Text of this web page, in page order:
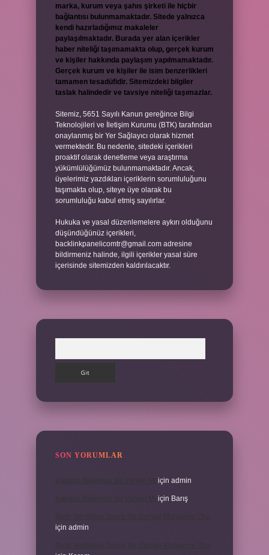
marka, kurum veya şahıs şirketi ile hiçbir
bağlantısı bulunmamaktadır. Sitede yalnızca
kendi hazırladığımız makaleler
paylaşılmaktadır. Burada yer alan içerikler
haber niteliği taşımamakta olup, gerçek kurum
ve kişiler hakkında paylaşım yapılmamaktadır.
Gerçek kurum ve kişiler ile isim benzerlikleri
tamamen tesadüfidir. Sitemizdeki bilgiler
taslak halindedir ve tavsiye niteliği taşımazlar.
Sitemiz, 5651 Sayılı Kanun gereğince Bilgi
Teknolojileri ve İletişim Kurumu (BTK) tarafından
onaylanmış bir Yer Sağlayıcı olarak hizmet
vermektedir. Bu nedenle, sitedeki içerikleri
proaktif olarak denetleme veya araştırma
yükümlülüğümüz bulunmamaktadır. Ancak,
üyelerimiz yazdıkları içeriklerin sorumluluğunu
taşımakta olup, siteye üye olarak bu
sorumluluğu kabul etmiş sayılırlar.
Hukuka ve yasal düzenlemelere aykırı olduğunu
düşündüğünüz içerikleri,
backlinkpanelicomtr@gmail.com adresine
bildirmeniz halinde, ilgili içerikler yasal süre
içerisinde sitemizden kaldırılacaktır.
SON YORUMLAR
için admin
için Barış
için admin